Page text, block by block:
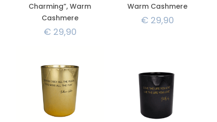
Charming”, Warm
Cashmere
€29,90
Warm Cashmere
€29,90